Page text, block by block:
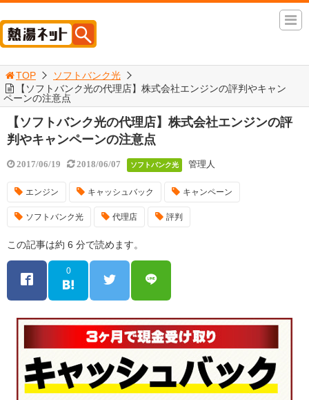
TOP
ソフトバンク光
【ソフトバンク光の代理店】株式会社エンジンの評判やキャン
ペーンの注意点
【ソフトバンク光の代理店】株式会社エンジンの評
判やキャンペーンの注意点
2017/06/19 2018/06/07 ソフトバンク光 管理人
エンジン キャッシュバック キャンペーン
ソフトバンク光 代理店 評判
この記事は約 6 分で読めます。
0